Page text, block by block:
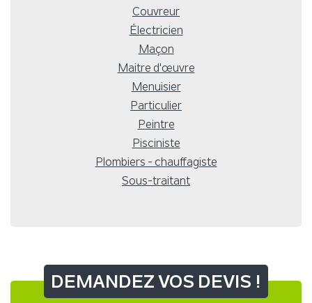
Couvreur
Électricien
Maçon
Maitre d'œuvre
Menuisier
Particulier
Peintre
Pisciniste
Plombiers - chauffagiste
Sous-traitant
DEMANDEZ VOS DEVIS !